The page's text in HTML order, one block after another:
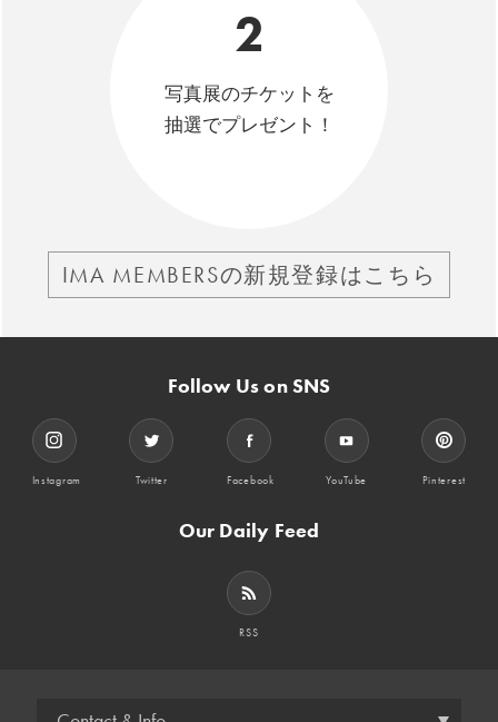
2
写真展のチケットを
抽選でプレゼント！
IMA MEMBERSの新規登録はこちら
Follow Us on SNS
Instagram Twitter Facebook YouTube Pinterest
Our Daily Feed
RSS